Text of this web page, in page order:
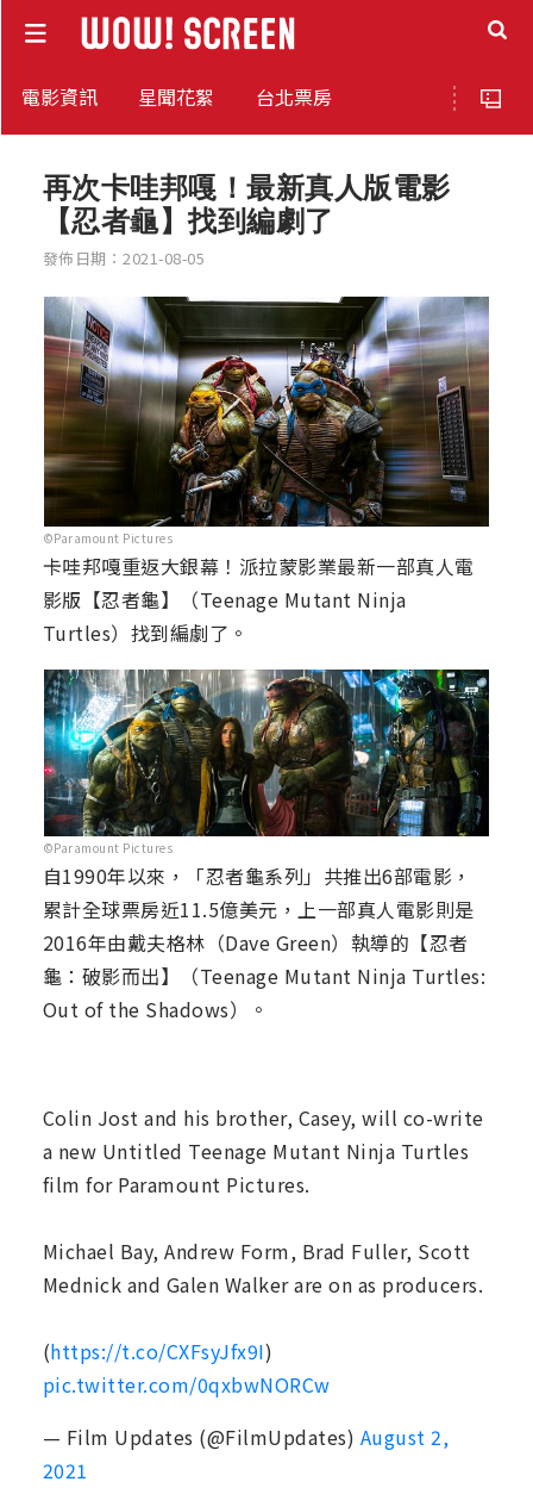
電影資訊 星聞花絮 台北票房
再次卡哇邦嘎！最新真人版電影
【忍者龜】找到編劇了
發佈日期：2021-08-05
©Paramount Pictures
卡哇邦嘎重返大銀幕！派拉蒙影業最新一部真人電
影版【忍者龜】（Teenage Mutant Ninja
Turtles）找到編劇了。
©Paramount Pictures
自1990年以來，「忍者龜系列」共推出6部電影，
累計全球票房近11.5億美元，上一部真人電影則是
2016年由戴夫格林（Dave Green）執導的【忍者
龜：破影而出】（Teenage Mutant Ninja Turtles:
Out of the Shadows）。
Colin Jost and his brother, Casey, will co-write
a new Untitled Teenage Mutant Ninja Turtles
film for Paramount Pictures.
Michael Bay, Andrew Form, Brad Fuller, Scott
Mednick and Galen Walker are on as producers.
(https://t.co/CXFsyJfx9I)
pic.twitter.com/0qxbwNORCw
— Film Updates (@FilmUpdates) August 2,
2021